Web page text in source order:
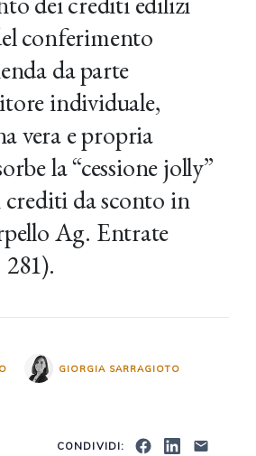
conferimento
da parte
individuale,
vera e propria
la “cessione jolly”
crediti da sconto in
Ag. Entrate
GIORGIA SARRAGIOTO
CONDIVIDI: